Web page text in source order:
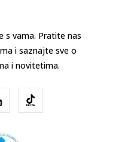
s vama. Pratite nas
i saznajte sve o
i novitetima.